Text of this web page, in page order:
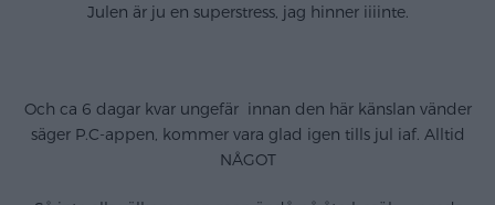
Julen är ju en superstress, jag hinner iiiinte.
Och ca 6 dagar kvar ungefär innan den här känslan vänder
säger P.C-appen, kommer vara glad igen tills jul iaf. Alltid
NÅGOT